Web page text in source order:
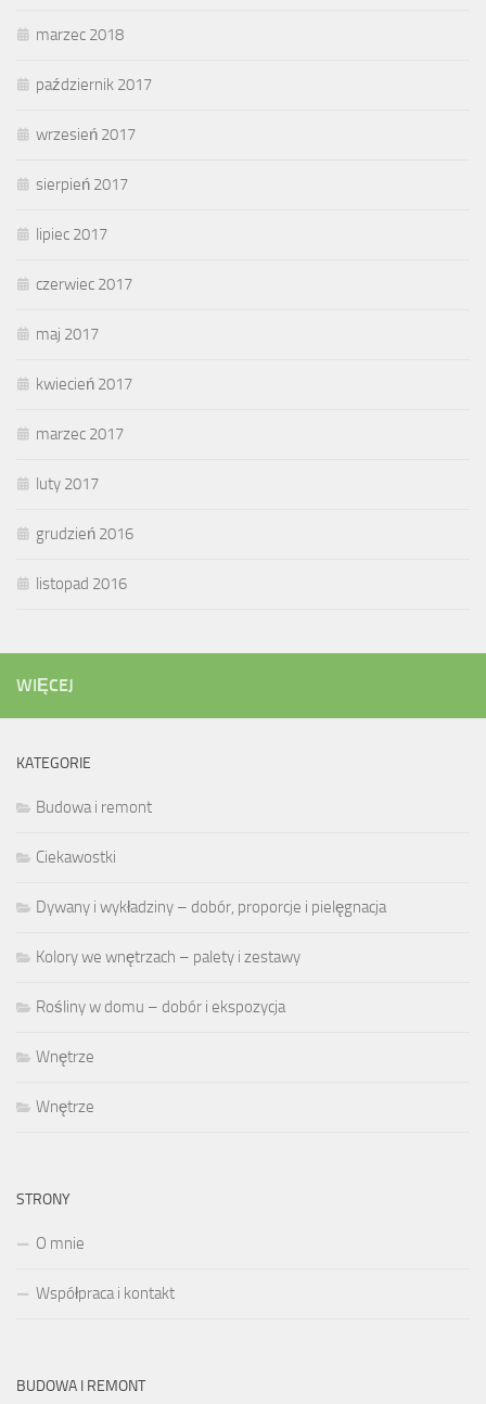
marzec 2018
październik 2017
wrzesień 2017
sierpień 2017
lipiec 2017
czerwiec 2017
maj 2017
kwiecień 2017
marzec 2017
luty 2017
grudzień 2016
listopad 2016
WIĘCEJ
KATEGORIE
Budowa i remont
Ciekawostki
Dywany i wykładziny – dobór, proporcje i pielęgnacja
Kolory we wnętrzach – palety i zestawy
Rośliny w domu – dobór i ekspozycja
Wnętrze
Wnętrze
STRONY
O mnie
Współpraca i kontakt
BUDOWA I REMONT